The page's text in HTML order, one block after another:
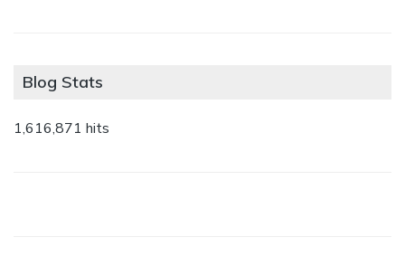
Blog Stats
1,616,871 hits